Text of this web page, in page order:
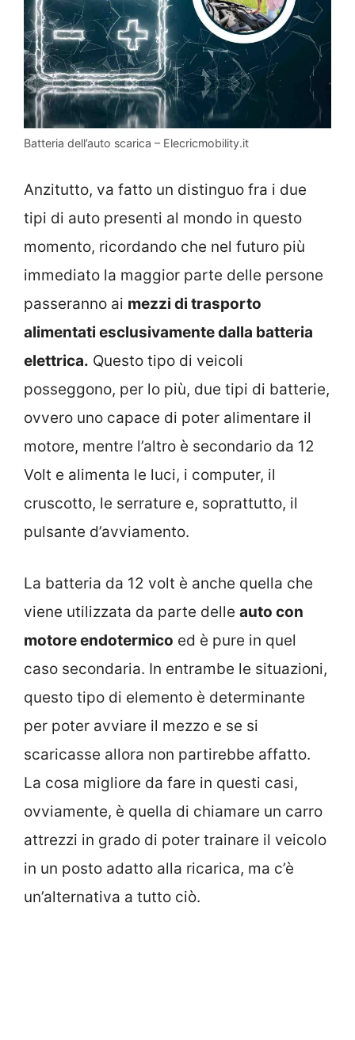
Batteria dell’auto scarica – Elecricmobility.it
Anzitutto, va fatto un distinguo fra i due
tipi di auto presenti al mondo in questo
momento, ricordando che nel futuro più
immediato la maggior parte delle persone
passeranno ai mezzi di trasporto
alimentati esclusivamente dalla batteria
elettrica. Questo tipo di veicoli
posseggono, per lo più, due tipi di batterie,
ovvero uno capace di poter alimentare il
motore, mentre l’altro è secondario da 12
Volt e alimenta le luci, i computer, il
cruscotto, le serrature e, soprattutto, il
pulsante d’avviamento.
La batteria da 12 volt è anche quella che
viene utilizzata da parte delle auto con
motore endotermico ed è pure in quel
caso secondaria. In entrambe le situazioni,
questo tipo di elemento è determinante
per poter avviare il mezzo e se si
scaricasse allora non partirebbe affatto.
La cosa migliore da fare in questi casi,
ovviamente, è quella di chiamare un carro
attrezzi in grado di poter trainare il veicolo
in un posto adatto alla ricarica, ma c’è
un’alternativa a tutto ciò.